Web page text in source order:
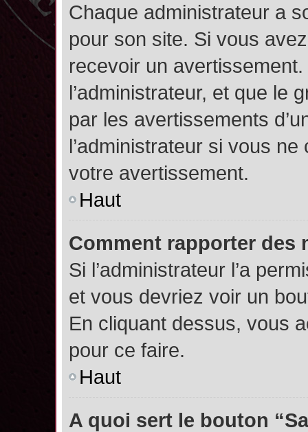
Chaque administrateur a
pour son site. Si vous
recevoir un
l’administrateur, et que le
par les avertissements
l’administrateur si vous
votre avertissement.
Haut
Comment rapporter des
Si l’administrateur l’a
et vous devriez voir un
En cliquant dessus, vous
pour ce faire.
Haut
A quoi sert le bouton